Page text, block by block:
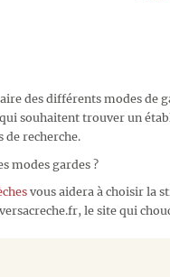
des différents modes de
souhaitent trouver un
de recherche.
modes gardes ?
vous aidera à choisir la
le site qui